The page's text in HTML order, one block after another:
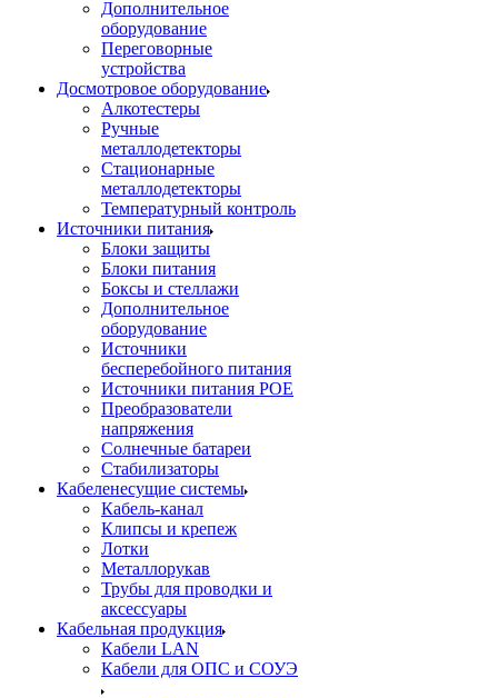
Дополнительное
оборудование
Переговорные
устройства
Досмотровое оборудование
Алкотестеры
Ручные
металлодетекторы
Стационарные
металлодетекторы
Температурный контроль
Источники питания
Блоки защиты
Блоки питания
Боксы и стеллажи
Дополнительное
оборудование
Источники
бесперебойного питания
Источники питания POE
Преобразователи
напряжения
Солнечные батареи
Стабилизаторы
Кабеленесущие системы
Кабель-канал
Клипсы и крепеж
Лотки
Металлорукав
Трубы для проводки и
аксессуары
Кабельная продукция
Кабели LAN
Кабели для ОПС и СОУЭ